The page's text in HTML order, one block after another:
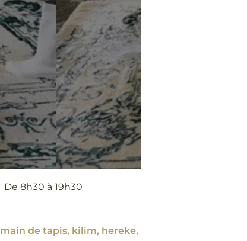
De 8h30 à 19h30
de tapis, kilim, hereke,